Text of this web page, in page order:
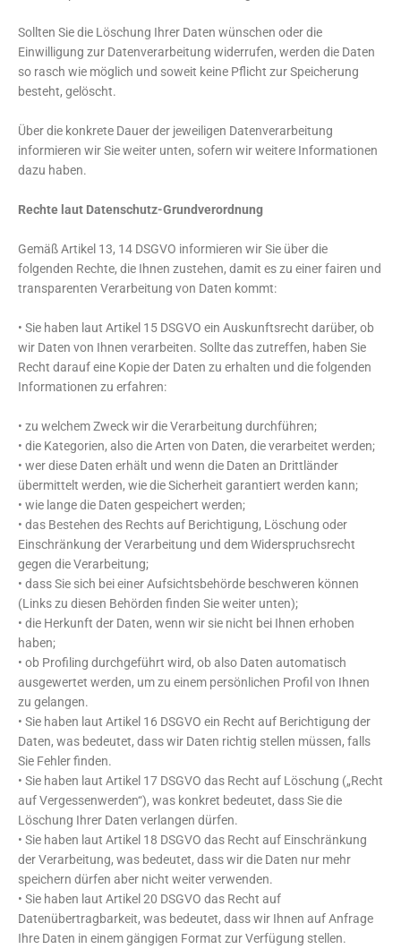
Sollten Sie die Löschung Ihrer Daten wünschen oder die
Einwilligung zur Datenverarbeitung widerrufen, werden die Daten
so rasch wie möglich und soweit keine Pflicht zur Speicherung
besteht, gelöscht.
Über die konkrete Dauer der jeweiligen Datenverarbeitung
informieren wir Sie weiter unten, sofern wir weitere Informationen
dazu haben.
Rechte laut Datenschutz-Grundverordnung
Gemäß Artikel 13, 14 DSGVO informieren wir Sie über die
folgenden Rechte, die Ihnen zustehen, damit es zu einer fairen und
transparenten Verarbeitung von Daten kommt:
• Sie haben laut Artikel 15 DSGVO ein Auskunftsrecht darüber, ob
wir Daten von Ihnen verarbeiten. Sollte das zutreffen, haben Sie
Recht darauf eine Kopie der Daten zu erhalten und die folgenden
Informationen zu erfahren:
• zu welchem Zweck wir die Verarbeitung durchführen;
• die Kategorien, also die Arten von Daten, die verarbeitet werden;
• wer diese Daten erhält und wenn die Daten an Drittländer
übermittelt werden, wie die Sicherheit garantiert werden kann;
• wie lange die Daten gespeichert werden;
• das Bestehen des Rechts auf Berichtigung, Löschung oder
Einschränkung der Verarbeitung und dem Widerspruchsrecht
gegen die Verarbeitung;
• dass Sie sich bei einer Aufsichtsbehörde beschweren können
(Links zu diesen Behörden finden Sie weiter unten);
• die Herkunft der Daten, wenn wir sie nicht bei Ihnen erhoben
haben;
• ob Profiling durchgeführt wird, ob also Daten automatisch
ausgewertet werden, um zu einem persönlichen Profil von Ihnen
zu gelangen.
• Sie haben laut Artikel 16 DSGVO ein Recht auf Berichtigung der
Daten, was bedeutet, dass wir Daten richtig stellen müssen, falls
Sie Fehler finden.
• Sie haben laut Artikel 17 DSGVO das Recht auf Löschung („Recht
auf Vergessenwerden“), was konkret bedeutet, dass Sie die
Löschung Ihrer Daten verlangen dürfen.
• Sie haben laut Artikel 18 DSGVO das Recht auf Einschränkung
der Verarbeitung, was bedeutet, dass wir die Daten nur mehr
speichern dürfen aber nicht weiter verwenden.
• Sie haben laut Artikel 20 DSGVO das Recht auf
Datenübertragbarkeit, was bedeutet, dass wir Ihnen auf Anfrage
Ihre Daten in einem gängigen Format zur Verfügung stellen.